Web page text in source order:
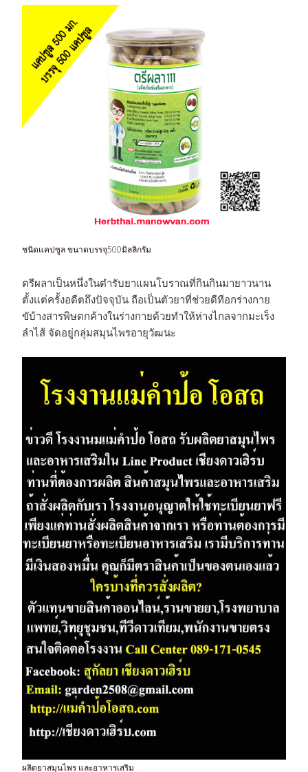
ชนิดแคปซูล ขนาดบรรจุ500มิลลิกรัม
ตรีผลาเป็นหนึ่งในตำรับยาแผนโบราณที่กินกินมายาวนาน
ตั้งแต่ครั้งอดีตถึงปัจจุบัน ถือเป็นตัวยาที่ช่วยดีทีอกร่างกาย
ขับ้างสารพิษตกค้างในร่างกายด้วยทำให้ห่างไกลจากมะเร็ง
ลำไส้ จัดอยู่กลุ่มสมุนไพรอายุวัฒนะ
ผลิตยาสมุนไพร และอาหารเสริม